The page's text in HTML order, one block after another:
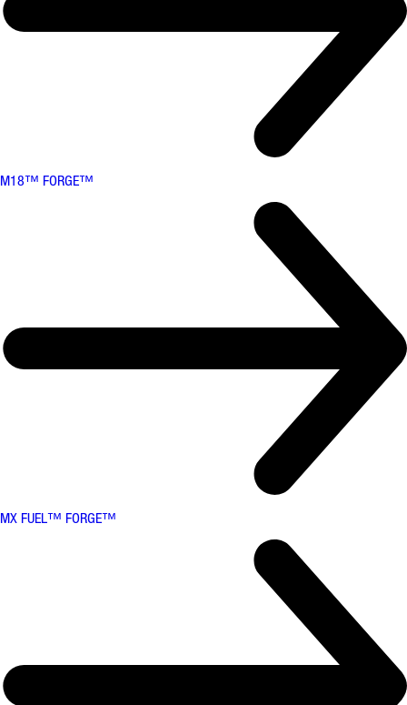
M18™ FORGE™
MX FUEL™ FORGE™